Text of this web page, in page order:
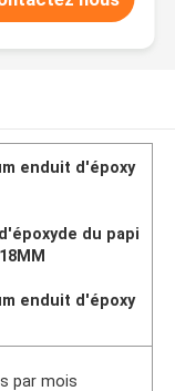
enduit d'époxy
du papi
enduit d'époxy
par mois